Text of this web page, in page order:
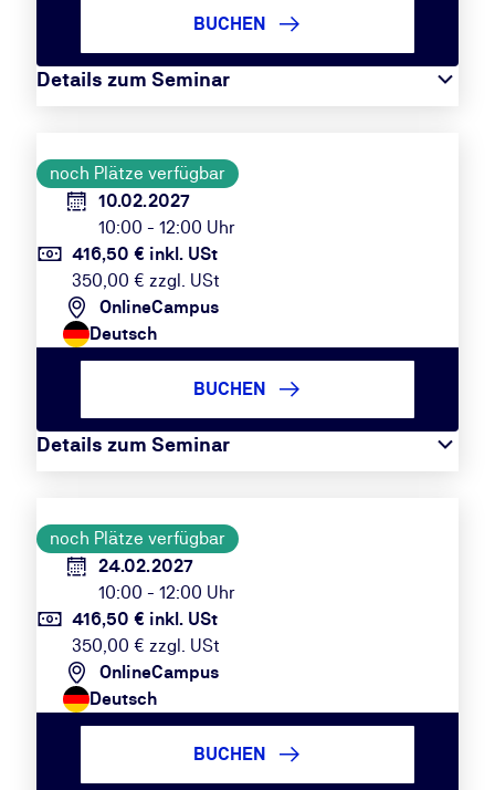
Details zum Seminar
BUCHEN
noch Plätze verfügbar
10.02.2027
10:00 - 12:00 Uhr
416,50 € inkl. USt
350,00 € zzgl. USt
OnlineCampus
Deutsch
Details zum Seminar
BUCHEN
noch Plätze verfügbar
24.02.2027
10:00 - 12:00 Uhr
416,50 € inkl. USt
350,00 € zzgl. USt
OnlineCampus
Deutsch
BUCHEN